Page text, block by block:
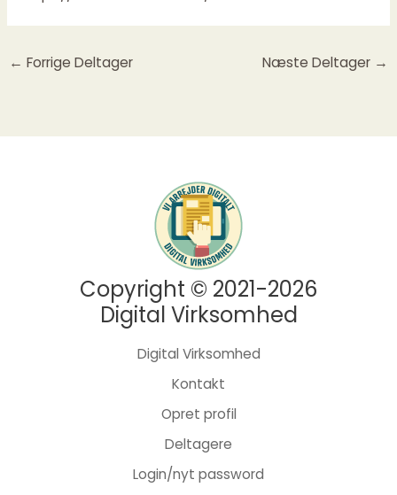
← Forrige Deltager Næste Deltager →
Copyright © 2021-2026
Digital Virksomhed
Digital Virksomhed
Kontakt
Opret profil
Deltagere
Login/nyt password